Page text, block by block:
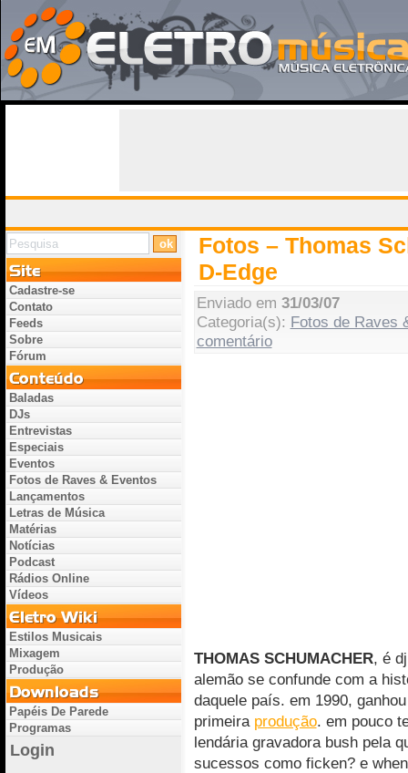
Fotos – Thomas
D-Edge
Enviado em 31/03/07
Categoria(s): Fotos de Raves
comentário
THOMAS SCHUMACHER, é
alemão se confunde com a
daquele país. em 1990,
primeira produção. em pouco
lendária gravadora bush pela
sucessos como ficken? e
Cadastre-se
Contato
Feeds
Sobre
Fórum
Baladas
DJs
Entrevistas
Especiais
Eventos
Fotos de Raves & Eventos
Lançamentos
Letras de Música
Matérias
Notícias
Podcast
Rádios Online
Vídeos
Estilos Musicais
Mixagem
Produção
Papéis De Parede
Programas
Login